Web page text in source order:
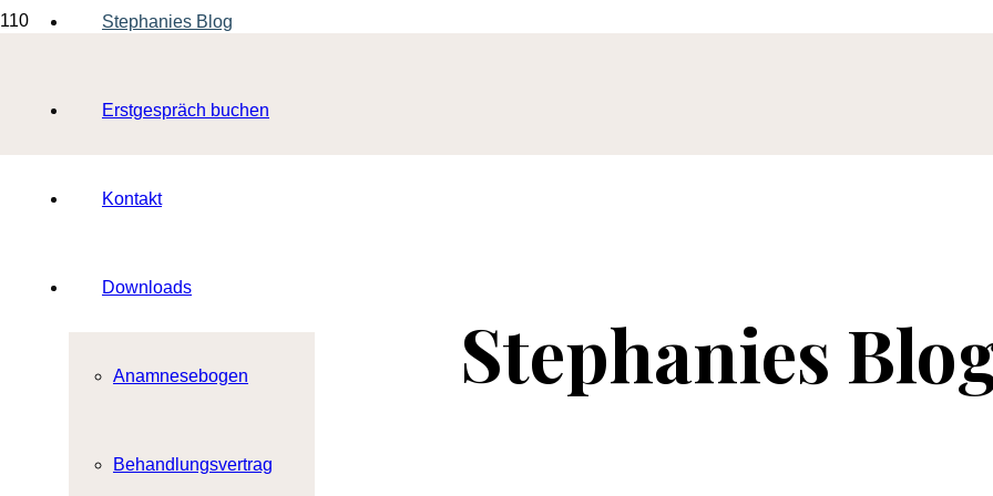
Stephanies Blog
Erstgespräch buchen
Kontakt
Downloads
Anamnesebogen
Behandlungsvertrag
Stephanies